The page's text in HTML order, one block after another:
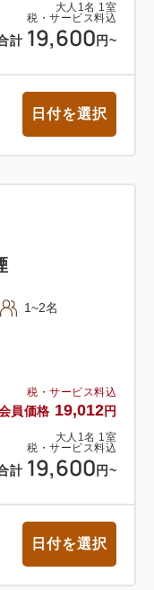
大人 1名 1室
税・サービス料込
計 19,600 円~
日付を選択
税・サービス料込
員価格 19,012円
大人 1名 1室
税・サービス料込
計 19,600 円~
1~2名
日付を選択